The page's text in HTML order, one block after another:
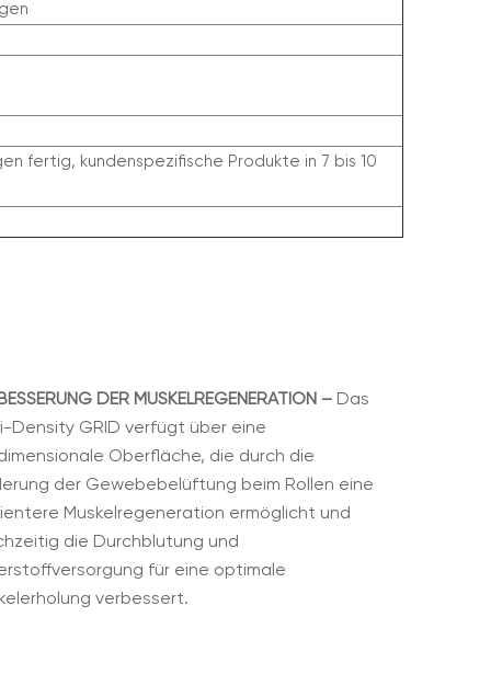
fertig, kundenspezifische Produkte in 7 bis 10
DER MUSKELREGENERATION –Das
Density GRID verfügt über eine
Oberfläche, die durch die
der Gewebebelüftung beim Rollen eine
Muskelregeneration ermöglicht und
die Durchblutung und
für eine optimale
verbessert.